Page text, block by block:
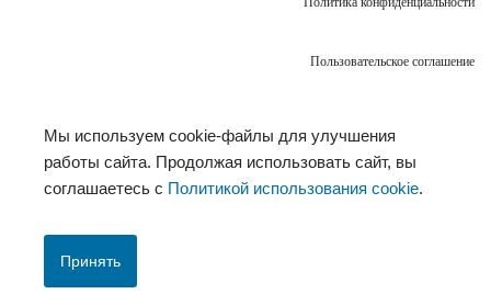
Пользовательское соглашение
Мы используем cookie-файлы для улучшения
работы сайта. Продолжая использовать сайт, вы
соглашаетесь с Политикой использования cookie.
Принять